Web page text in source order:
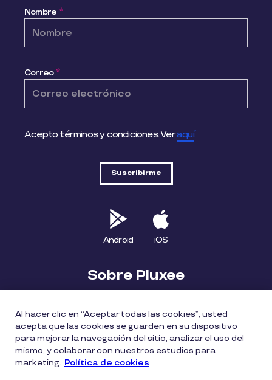
Nombre *
Correo *
Acepto términos y condiciones. Veraquí.
Android iOS
Sobre Pluxee
Mapa del sitio Trabaja con nosotros
Política entrega bonos Pluxee
Al hacer clic en “Aceptar todas las cookies”, usted
acepta que las cookies se guarden en su dispositivo
para mejorar la navegación del sitio, analizar el uso del
mismo, y colaborar con nuestros estudios para
marketing. Política de cookies